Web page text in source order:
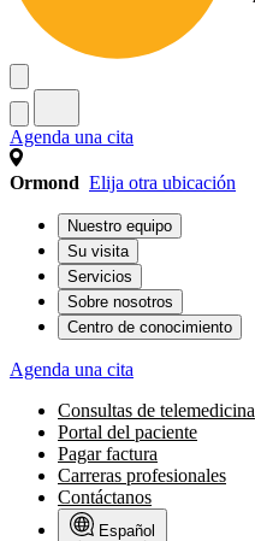
Agenda una cita
Ormond Elija otra ubicación
Nuestro equipo
Su visita
Servicios
Sobre nosotros
Centro de conocimiento
Agenda una cita
Consultas de telemedicina
Portal del paciente
Pagar factura
Carreras profesionales
Contáctanos
Español